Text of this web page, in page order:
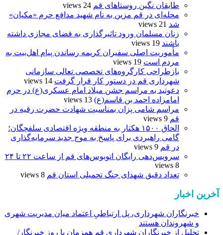
طایقان نگین روستاهای قم 24 views
محله‌ای در قم مزین به نام شهید مدافع حرم «مکیان»
شد 21 views
زنان مسلمان ورود تاثیرگذاری به فضای مجازی داشته
باشند 19 views
مأموریت اصلی سفیران کریمه رساندن پیام اهل‌بیت به
مردم است 19 views
بازطراحی کارگروه‌های تخصصی تعالی سازمانی
شهرداری قم در دستور کار قرار گرفت 14 views
دعوتید به مراسم جشن میلاد امام عسکری(ع) در حرم
امامزاده احمد بن قاسم(ع) 13 views
مراسم شامی پزان بمناسبت شهادت حضرت رقیه در
قم 9 views
الحاق ۱۵۰۰ هکتار به منطقه ویژه اقتصادی سلفچگان؛
گامی راهبردی برای پاسخ به موج جدید سرمایه‌گذاری
در قم 9 views
سرویس‌دهی رایگان اتوبوس‌های قم از ساعت ۲۲ تا ۲۴
8 views
تعداد دقیق شهدای جنگ تحمیلی استان قم 8 views
آخرین اخبار
خبرنگاران شهرداری، پل ارتباطیِ اعتماد میان مدیریت شهری
و شهروندان هستند
تجلیل از خبرنگاران شهرداری قم همزمان با روز خبرنگار/